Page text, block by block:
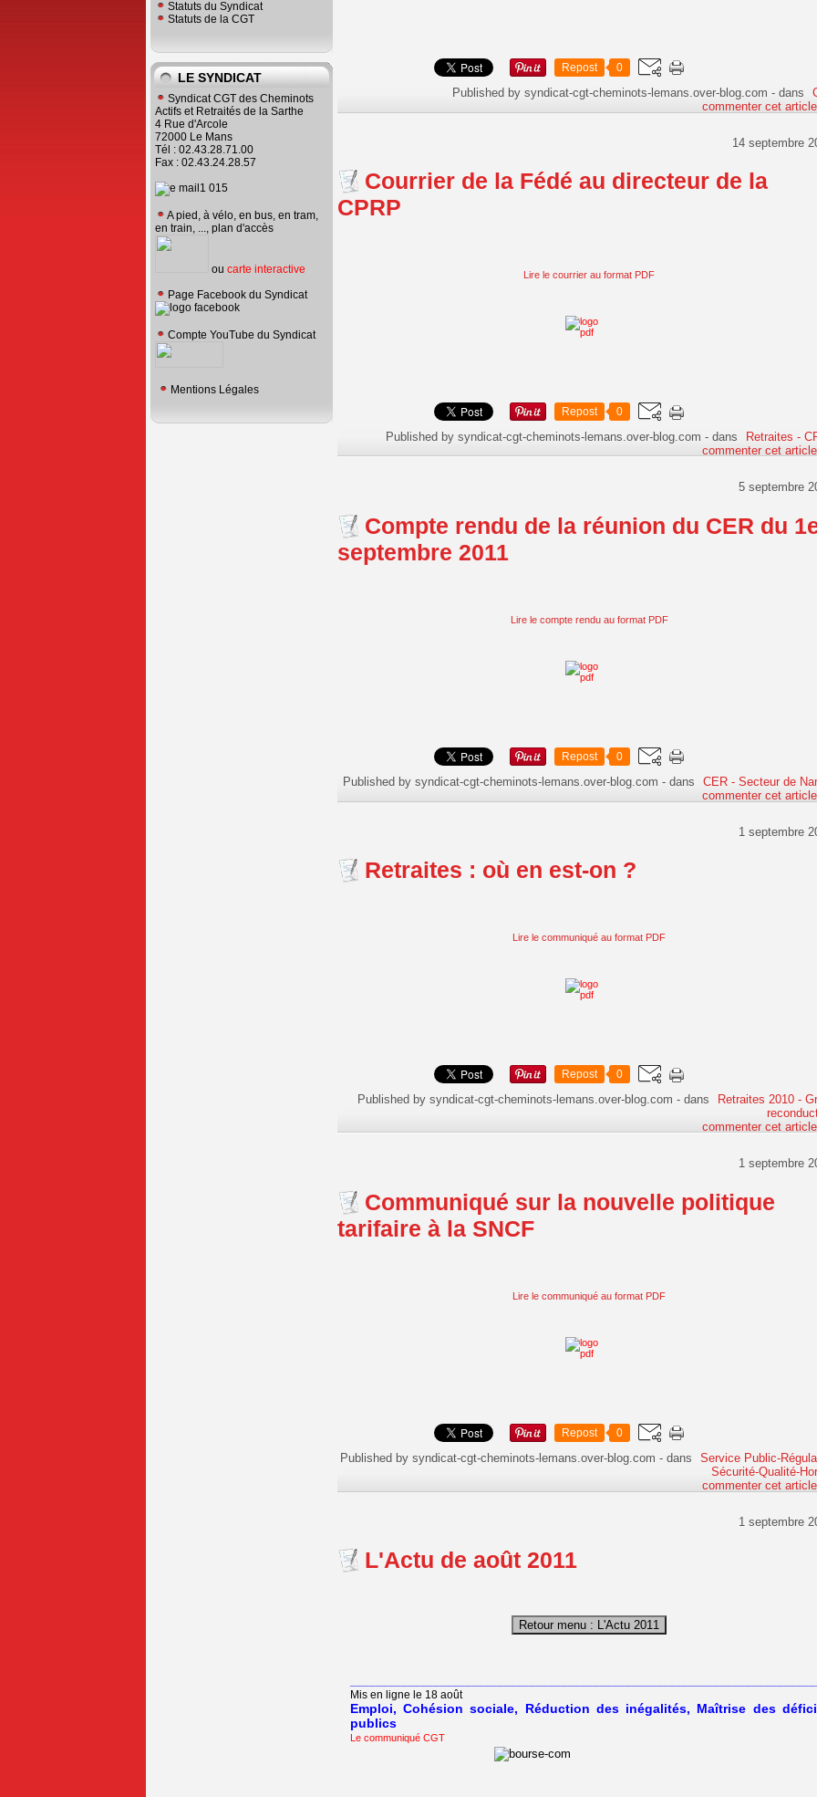
Statuts du Syndicat
Statuts de la CGT
LE SYNDICAT
Syndicat CGT des Cheminots
Actifs et Retraités de la Sarthe
4 Rue d'Arcole
72000 Le Mans
Tél : 02.43.28.71.00
Fax : 02.43.24.28.57
A pied, à vélo, en bus, en tram,
en train, ..., plan d'accès
ou carte interactive
Page Facebook du Syndicat
Compte YouTube du Syndicat
Mentions Légales
Repost 0
Published by syndicat-cgt-cheminots-lemans.over-blog.com - dans
commenter cet article
14 septembre
Courrier de la Fédé au directeur de la
CPRP
Lire le courrier au format PDF
Repost 0
Published by syndicat-cgt-cheminots-lemans.over-blog.com - dans
Retraites -
commenter cet article
5 septembre
Compte rendu de la réunion du CER du
septembre 2011
Lire le compte rendu au format PDF
Repost 0
Published by syndicat-cgt-cheminots-lemans.over-blog.com - dans
CER - Secteur de
commenter cet article
1 septembre
Retraites : où en est-on ?
Lire le communiqué au format PDF
Repost 0
Published by syndicat-cgt-cheminots-lemans.over-blog.com - dans
Retraites 2010 -
commenter cet article
1 septembre
Communiqué sur la nouvelle politique
tarifaire à la SNCF
Lire le communiqué au format PDF
Repost 0
Published by syndicat-cgt-cheminots-lemans.over-blog.com - dans
Service Public-
Sécurité-Qualité-
commenter cet article
1 septembre
L'Actu de août 2011
Mis en ligne le 18 août
Emploi, Cohésion sociale, Réduction des inégalités, Maîtrise des
publics
Le communiqué CGT